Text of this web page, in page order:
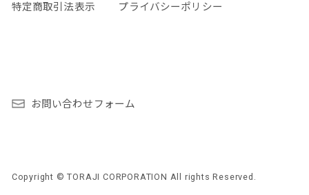
特定商取引法表示 プライバシーポリシー
お問い合わせフォーム
Copyright © TORAJI CORPORATION All rights Reserved.